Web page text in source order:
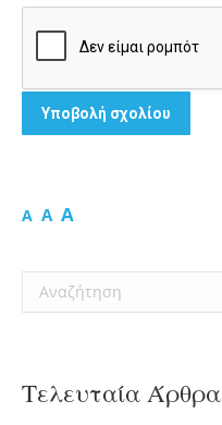
Υποβολή σχολίου
A A A
Search:
Τελευταία Άρθρα